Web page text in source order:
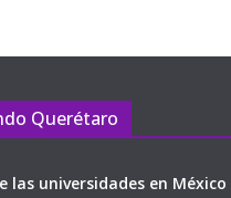
Querétaro
las universidades en